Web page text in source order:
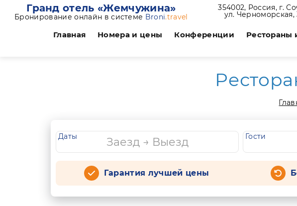
Гранд отель «Жемчужина»
Бронирование онлайн в системе Broni.travel
354002, Россия, г.
ул. Черноморская,
Главная Номера и цены Конференции Рестораны
Даты Гости
Гарантия лучшей цены